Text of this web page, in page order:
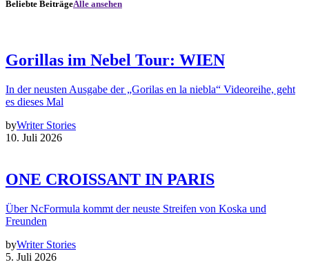
Beliebte BeiträgeAlle ansehen
Gorillas im Nebel Tour: WIEN
In der neusten Ausgabe der „Gorilas en la niebla“ Videoreihe, geht
es dieses Mal
byWriter Stories
10. Juli 2026
ONE CROISSANT IN PARIS
Über NcFormula kommt der neuste Streifen von Koska und
Freunden
byWriter Stories
5. Juli 2026